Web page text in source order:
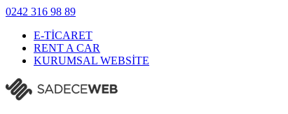
0242 316 98 89
E-TİCARET
RENT A CAR
KURUMSAL WEBSİTE